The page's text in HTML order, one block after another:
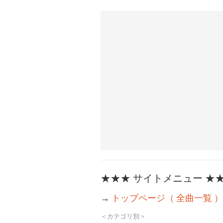
★★★ サイトメニュー
→ トップページ（ 全曲一覧 ）
＜カテゴリ別＞